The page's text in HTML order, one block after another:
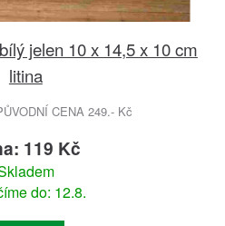
jelen 10 x 14,5 x 10 cm
litina
CENA 249.- Kč
119 Kč
do: 12.8.